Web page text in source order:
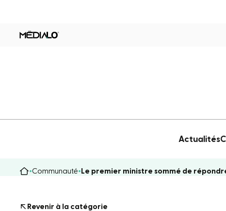
Actualités
Communauté Le premier ministre sommé de
Revenir à la catégorie